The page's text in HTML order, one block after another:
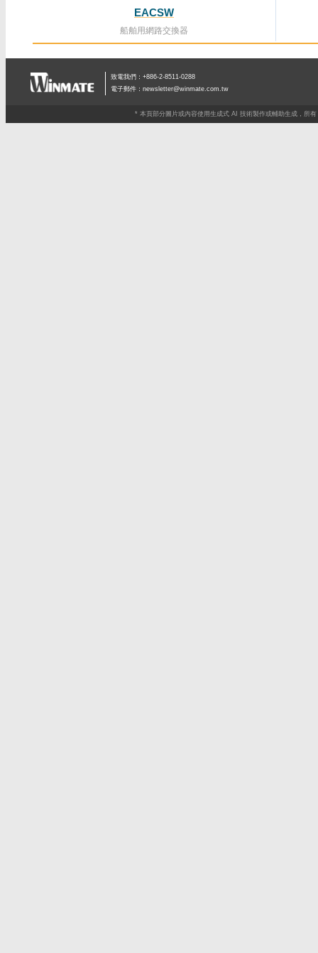
EACSW
船舶用網路交換器
致電我們：+886-2-8511-0288
電子郵件： newsletter@winmate.com.tw
* 本頁部分圖片或內容使用生成式 AI 技術製作或輔助生成，所